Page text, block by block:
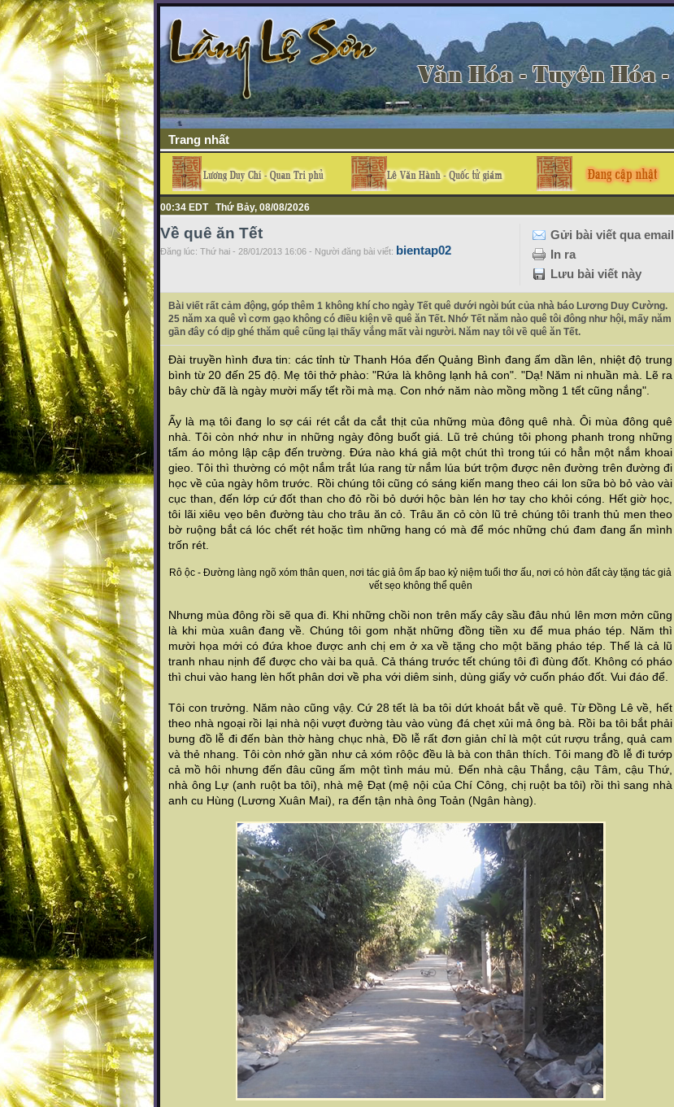
Trang nhất
00:34 EDT Thứ Bảy, 08/08/2026
Gửi bài viết qua email
In ra
Lưu bài viết này
Về quê ăn Tết
Đăng lúc: Thứ hai - 28/01/2013 16:06 - Người đăng bài viết: bientap02
Bài viết rất cảm động, góp thêm 1 không khí cho ngày Tết quê dưới ngòi bút của nhà báo Lương Duy Cường.
25 năm xa quê vì cơm gạo không có điều kiện về quê ăn Tết. Nhớ Tết năm nào quê tôi đông như hội, mấy năm
gần đây có dịp ghé thăm quê cũng lại thấy vắng mất vài người. Năm nay tôi về quê ăn Tết.
Đài truyền hình đưa tin: các tỉnh từ Thanh Hóa đến Quảng Bình đang ấm dần lên, nhiệt độ trung
bình từ 20 đến 25 độ. Mẹ tôi thở phào: "Rứa là không lạnh hả con". "Dạ! Năm ni nhuần mà. Lẽ ra
bây chừ đã là ngày mười mấy tết rồi mà mạ. Con nhớ năm nào mồng mồng 1 tết cũng nắng".
Ấy là mạ tôi đang lo sợ cái rét cắt da cắt thịt của những mùa đông quê nhà. Ôi mùa đông quê
nhà. Tôi còn nhớ như in những ngày đông buốt giá. Lũ trẻ chúng tôi phong phanh trong những
tấm áo mỏng lập cập đến trường. Đứa nào khá giả một chút thì trong túi có hẳn một nắm khoai
gieo. Tôi thì thường có một nắm trắt lúa rang từ nắm lúa bứt trộm được nên đường trên đường đi
học về của ngày hôm trước. Rồi chúng tôi cũng có sáng kiến mang theo cái lon sữa bò bỏ vào vài
cục than, đến lớp cứ đốt than cho đỏ rồi bỏ dưới hộc bàn lén hơ tay cho khỏi cóng. Hết giờ học,
tôi lãi xiêu vẹo bên đường tàu cho trâu ăn cỏ. Trâu ăn cỏ còn lũ trẻ chúng tôi tranh thủ men theo
bờ ruộng bắt cá lóc chết rét hoặc tìm những hang có mà để móc những chú đam đang ẩn mình
trốn rét.
Rô ộc - Đường làng ngõ xóm thân quen, nơi tác giả ôm ấp bao kỷ niệm tuổi thơ ấu, nơi có hòn đất cày tặng tác giả
vết sẹo không thể quên
Nhưng mùa đông rồi sẽ qua đi. Khi những chồi non trên mấy cây sầu đâu nhú lên mơn mởn cũng
là khi mùa xuân đang về. Chúng tôi gom nhặt những đồng tiền xu để mua pháo tép. Năm thì
mười họa mới có đứa khoe được anh chị em ở xa về tặng cho một băng pháo tép. Thế là cả lũ
tranh nhau nịnh để được cho vài ba quả. Cả tháng trước tết chúng tôi đì đùng đốt. Không có pháo
thì chui vào hang lèn hốt phân dơi về pha với diêm sinh, dùng giấy vở cuốn pháo đốt. Vui đáo để.
Tôi con trưởng. Năm nào cũng vậy. Cứ 28 tết là ba tôi dứt khoát bắt về quê. Từ Đồng Lê về, hết
theo nhà ngoại rồi lại nhà nội vượt đường tàu vào vùng đá chẹt xủi mả ông bà. Rồi ba tôi bắt phải
bưng đồ lễ đi đến bàn thờ hàng chục nhà, Đồ lễ rất đơn giản chỉ là một cút rượu trắng, quả cam
và thẻ nhang. Tôi còn nhớ gần như cả xóm rôộc đều là bà con thân thích. Tôi mang đồ lễ đi tướp
cả mồ hôi nhưng đến đâu cũng ấm một tình máu mủ. Đến nhà cậu Thắng, cậu Tâm, cậu Thứ,
nhà ông Lự (anh ruột ba tôi), nhà mệ Đạt (mệ nội của Chí Công, chị ruột ba tôi) rồi thì sang nhà
anh cu Hùng (Lương Xuân Mai), ra đến tận nhà ông Toản (Ngân hàng).